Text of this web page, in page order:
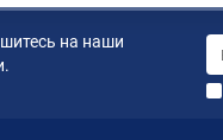
на наши